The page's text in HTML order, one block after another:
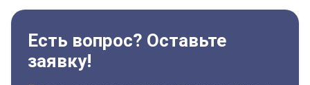
Есть вопрос? Оставьте
заявку!